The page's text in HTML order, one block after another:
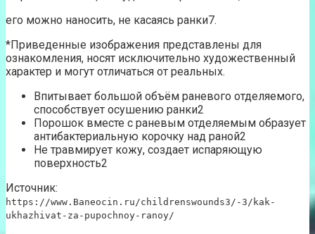
его можно наносить, не касаясь ранки7.
*Приведенные изображения представлены для
ознакомления, носят исключительно художественный
характер и могут отличаться от реальных.
Впитывает большой объём раневого отделяемого,
способствует осушению ранки2
Порошок вместе с раневым отделяемым образует
антибактериальную корочку над раной2
Не травмирует кожу, создает испаряющую
поверхность2
Источник:
https://www.Baneocin.ru/childrenswounds3/-3/kak-
ukhazhivat-za-pupochnoy-ranoy/